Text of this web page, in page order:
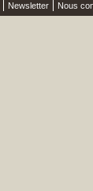
Newsletter Nous